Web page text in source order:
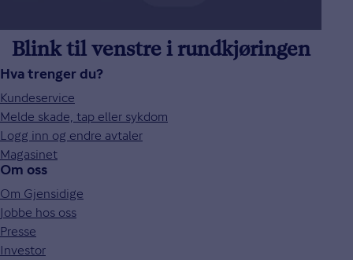
Blink til venstre i rundkjøringen
Hva trenger du?
Kundeservice
Melde skade, tap eller sykdom
Logg inn og endre avtaler
Magasinet
Om oss
Om Gjensidige
Jobbe hos oss
Presse
Investor